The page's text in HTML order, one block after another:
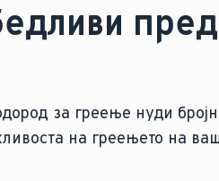
за греење нуди
на греењето на